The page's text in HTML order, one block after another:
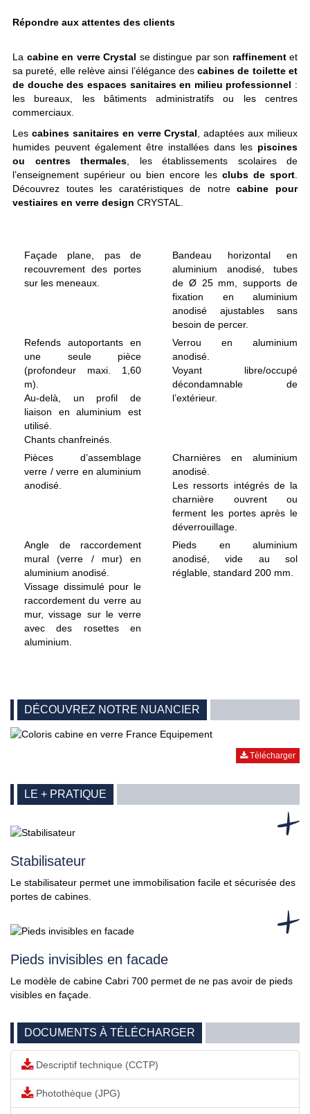
Répondre aux attentes des clients
La cabine en verre Crystal se distingue par son raffinementet
sa pureté, elle relève ainsi l’élégance descabines de toilette et
de douche des espaces sanitaires en milieu professionnel :
les bureaux, les bâtiments administratifs ou les centres
commerciaux.
Les cabines sanitaires en verre Crystal , adaptées aux milieux
humides peuvent également être installées dans les piscines
ou centres thermales , les établissements scolaires de
l’enseignement supérieur ou bien encore les clubs de sport
Découvrez toutes les caratéristiques de notrecabine pour
vestiaires en verre design CRYSTAL.
Façade plane, pas de
recouvrement des portes
sur les meneaux.
Bandeau horizontal en
aluminium anodisé, tubes
de Ø 25 mm, supports de
fixation en aluminium
anodisé ajustables sans
besoin de percer.
Refends autoportants en
une seule pièce
(profondeur maxi. 1,60
m).
Au-delà, un profil de
liaison en aluminium est
utilisé.
Chants chanfreinés.
Verrou en aluminium
anodisé.
Voyant libre/occupé
décondamnable de
l’extérieur.
Pièces d’assemblage
verre / verre en aluminium
anodisé.
Charnières en aluminium
anodisé.
Les ressorts intégrés de la
charnière ouvrent ou
ferment les portes après le
déverrouillage.
Angle de raccordement
mural (verre / mur) en
aluminium anodisé.
Vissage dissimulé pour le
raccordement du verre au
mur, vissage sur le verre
avec des rosettes en
aluminium.
Pieds en aluminium
anodisé, vide au sol
réglable, standard 200 mm.
DÉCOUVREZ NOTRE NUANCIER
Télécharger
LE + PRATIQUE
Stabilisateur
Le stabilisateur permet une immobilisation facile et sécurisée des
portes de cabines.
Pieds invisibles en facade
Le modèle de cabine Cabri 700 permet de ne pas avoir de pieds
visibles en façade.
DOCUMENTS À TÉLÉCHARGER
Descriptif technique (CCTP)
Photothèque (JPG)